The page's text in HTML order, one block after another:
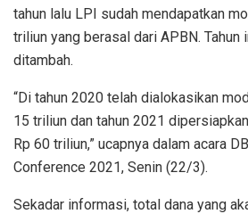
tahun lalu LPI sudah mendapatkan
triliun yang berasal dari APBN. Tahun
ditambah.
“Di tahun 2020 telah dialokasikan
15 triliun dan tahun 2021
Rp 60 triliun,” ucapnya dalam acara
Conference 2021, Senin (22/3).
Sekadar informasi, total dana yang